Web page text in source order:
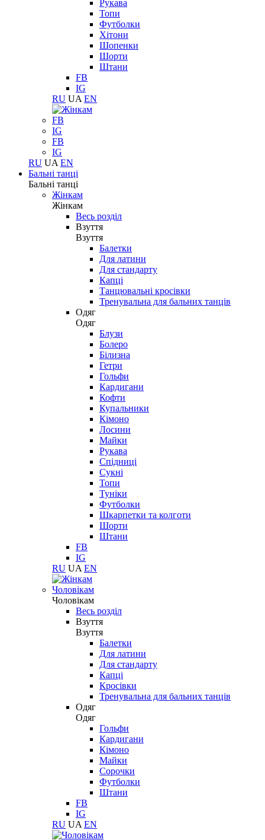
Рукава
Топи
Футболки
Хітони
Шопенки
Шорти
Штани
FB
IG
RU UA EN
FB
IG
FB
IG
RU UA EN
Бальні танці
Бальні танці
Жінкам
Жінкам
Весь розділ
Взуття
Взуття
Балетки
Для латини
Для стандарту
Капці
Танцювальні кросівки
Тренувальна для бальних танців
Одяг
Одяг
Блузи
Болеро
Білизна
Гетри
Гольфи
Кардигани
Кофти
Купальники
Кімоно
Лосини
Майки
Рукава
Спідниці
Сукні
Топи
Туніки
Футболки
Шкарпетки та колготи
Шорти
Штани
FB
IG
RU UA EN
Чоловікам
Чоловікам
Весь розділ
Взуття
Взуття
Балетки
Для латини
Для стандарту
Капці
Кросівки
Тренувальна для бальних танців
Одяг
Одяг
Гольфи
Кардигани
Кімоно
Майки
Сорочки
Футболки
Штани
FB
IG
RU UA EN